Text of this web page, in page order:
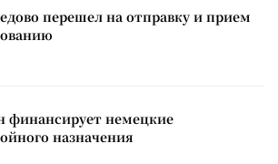
перешел на отправку и прием
финансирует немецкие
назначения